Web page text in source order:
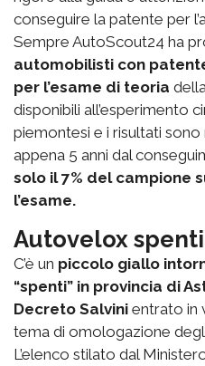
conseguire la patente per
Sempre AutoScout24 ha
automobilisti con
per l’esame di teoria
disponibili all’esperimento
piemontesi e i risultati
appena 5 anni dal
solo il 7% del campione
l’esame.
Autovelox
C’è un piccolo giallo
“spenti” in provincia di
Decreto Salvini entrato in
tema di omologazione
L’elenco stilato dal